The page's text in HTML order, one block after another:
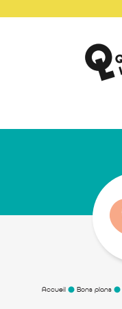
Accueil Bons plans